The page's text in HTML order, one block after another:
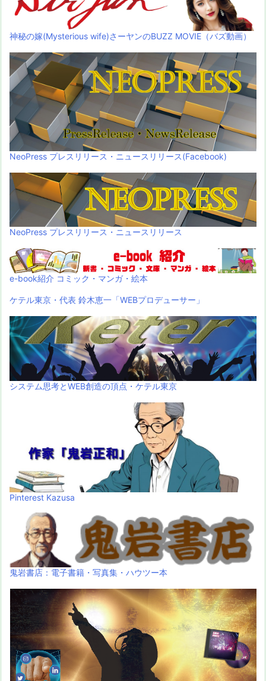
神秘の嫁(Mysterious wife)さーヤンのBUZZ MOVIE（バズ動画）
NeoPress プレスリリース・ニュースリリース(Facebook)
NeoPress プレスリリース・ニュースリリース
e-book紹介 コミック・マンガ・絵本
ケテル東京・代表 鈴木恵一「WEBプロデューサー」
システム思考とWEB創造の頂点・ケテル東京
Pinterest Kazusa
鬼岩書店：電子書籍・写真集・ハウツー本